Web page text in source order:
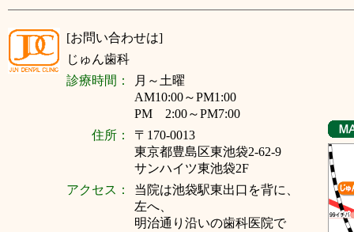
[お問い合わせは]
じゅん歯科
診療時間：
月～ 土曜
AM10:00～PM1:00
PM 2:00～PM7:00
住所：
〒170-0013
東京都豊島区東池袋2-62-9
サンハイツ東池袋2F
アクセス：
当院は池袋駅東出口を背に、
左へ、
明治通り沿いの歯科医院で